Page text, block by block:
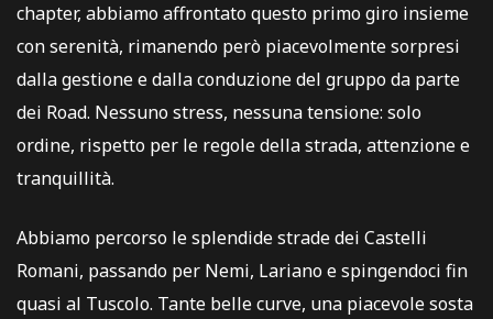
chapter, abbiamo affrontato questo primo giro insieme
con serenità, rimanendo però piacevolmente sorpresi
dalla gestione e dalla conduzione del gruppo da parte
dei Road. Nessuno stress, nessuna tensione: solo
ordine, rispetto per le regole della strada, attenzione e
tranquillità.
Abbiamo percorso le splendide strade dei Castelli
Romani, passando per Nemi, Lariano e spingendoci fin
quasi al Tuscolo. Tante belle curve, una piacevole sosta